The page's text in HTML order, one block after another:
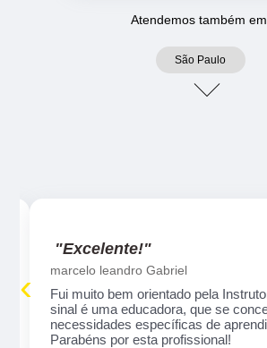
Atendemos também
São Paulo
"Excelente!"
marcelo leandro Gabriel
Fui muito bem orientado pela
sinal é uma educadora, que se
necessidades específicas de
Parabéns por esta profissional!
‹